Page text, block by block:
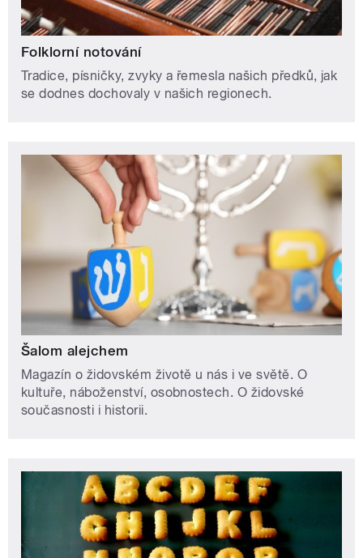
Folklorní notování
Tradice, písničky, zvyky a řemesla našich předků, jak
se dodnes dochovaly v našich regionech.
Šalom alejchem
Magazín o židovském životě u nás i ve světě. O
kultuře, náboženství, osobnostech. O židovské
současnosti i historii.